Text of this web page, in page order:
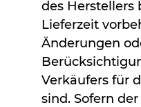
des Herstellers
Lieferzeit
Änderungen
Verkäufers für
sind. Sofern